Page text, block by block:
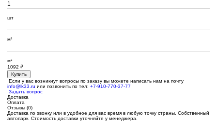
шт
м²
м³
1092 ₽
Купить
Если у вас возникнут вопросы по заказу вы можете написать нам на почту
info@lk33.ru или позвонить по тел: +7-910-770-37-77
Задать вопрос
Доставка
Оплата
Отзывы (0)
Доставка по звонку или в удобное для вас время в любую точку страны. Собственный
автопарк. Стоимость доставки уточняйте у менеджера.